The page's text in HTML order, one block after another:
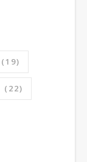
(19)
(22)